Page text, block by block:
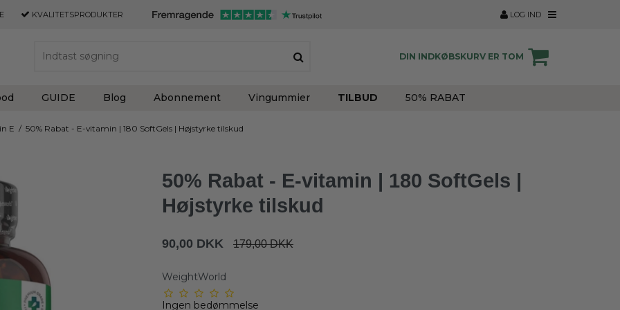
KVALITETSPRODUKTER LOG IND
DIN INDKØBSKURV ER TOM
GUIDE Blog Abonnement Vingummier TILBUD 50% RABAT
E / 50% Rabat - E-vitamin | 180 SoftGels | Højstyrke tilskud
50% Rabat - E-vitamin | 180 SoftGels |
Højstyrke tilskud
90,00 DKK 179,00 DKK
WeightWorld
Ingen bedømmelse